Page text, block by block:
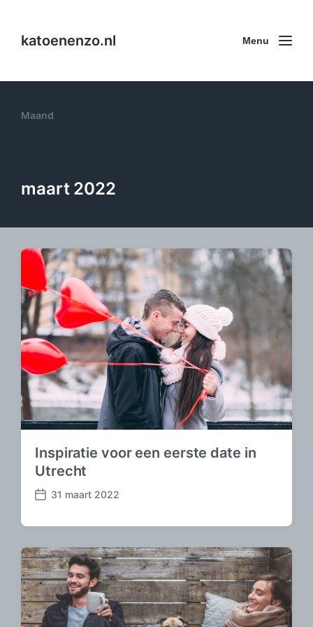
katoenenzo.nl Menu
Maand
maart 2022
Inspiratie voor een eerste date in
Utrecht
B
i
c
h
t
d
a
31 maart 2022